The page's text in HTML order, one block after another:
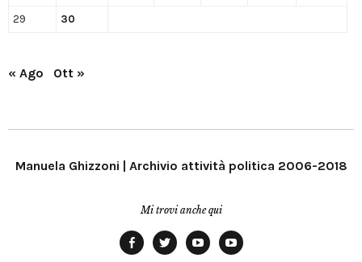
29 30
« Ago Ott »
Manuela Ghizzoni | Archivio attività politica 2006-2018
Mi trovi anche qui